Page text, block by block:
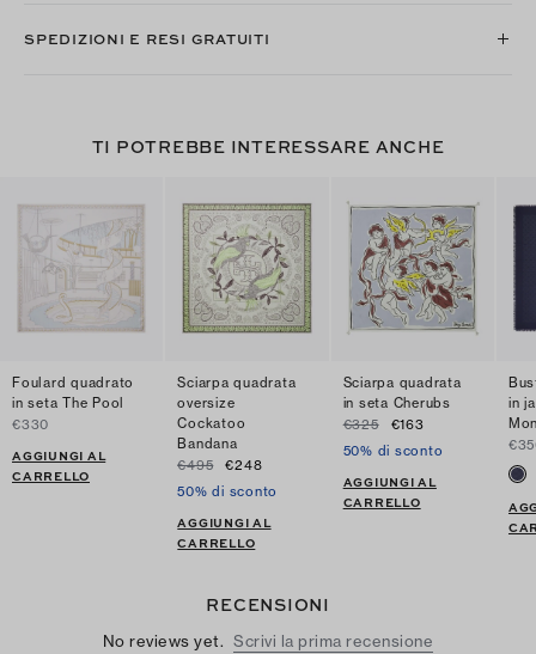
SPEDIZIONI E RESI GRATUITI
TI POTREBBE INTERESSARE ANCHE
Foulard quadrato
in seta The Pool
€330
AGGIUNGI AL
CARRELLO
Sciarpa quadrata
oversize
Cockatoo
Bandana
€495
€248
50% di sconto
AGGIUNGI AL
CARRELLO
Sciarpa quadrata
in seta Cherubs
€325
€163
50% di sconto
AGGIUNGI AL
CARRELLO
in
RECENSIONI
No reviews yet. Scrivi la prima recensione